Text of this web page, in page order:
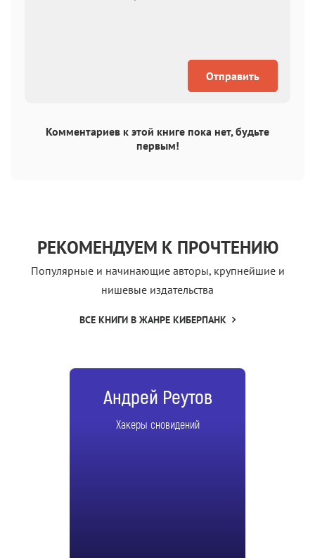
Отправить
Комментариев к этой книге пока нет, будьте
первым!
РЕКОМЕНДУЕМ К ПРОЧТЕНИЮ
Популярные и начинающие авторы, крупнейшие и
нишевые издательства
ВСЕ КНИГИ В ЖАНРЕ КИБЕРПАНК
Андрей Реутов
Хакеры сновидений